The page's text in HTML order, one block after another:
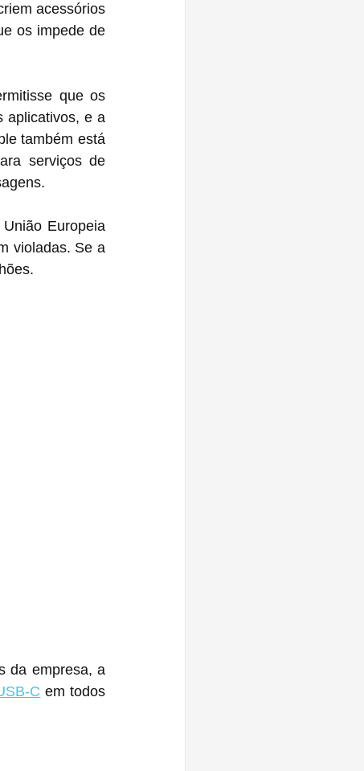
acessórios
que os
aplicativos, e a
também está
serviços de
Europeia
violadas. Se a
C em todos